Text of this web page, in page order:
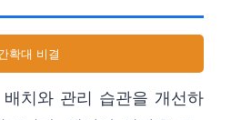
확대 비결
치와 관리 습관을 개선하